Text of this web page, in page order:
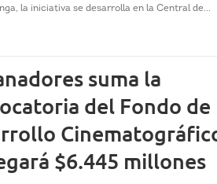
la iniciativa se desarrolla en la Central de...
suma la
del Fondo de
$6.445 millones